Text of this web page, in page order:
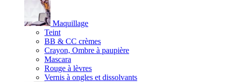
Maquillage
Teint
BB & CC crèmes
Crayon, Ombre à paupière
Mascara
Rouge à lèvres
Vernis à ongles et dissolvants